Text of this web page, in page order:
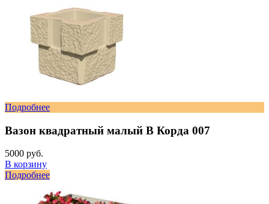
Подробнее
Вазон квадратный малый В Корда 007
5000 руб.
В корзину
Подробнее